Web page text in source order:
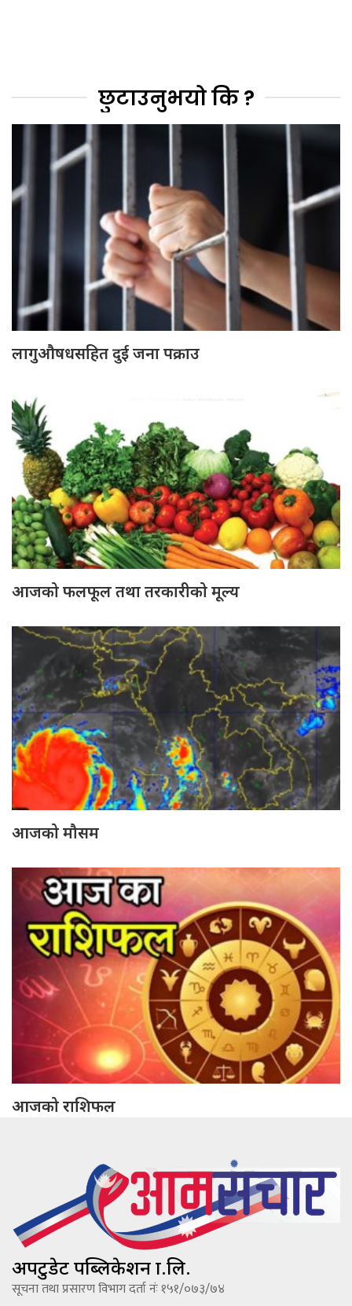
छुटाउनुभयो कि ?
लागुऔषधसहित दुई जना पक्राउ
आजको फलफूल तथा तरकारीको मूल्य
आजको मौसम
आजको राशिफल
अपटुडेट पब्लिकेशन प्रा.लि.
सूचना तथा प्रसारण विभाग दर्ता नंः १५१/०७३/७४